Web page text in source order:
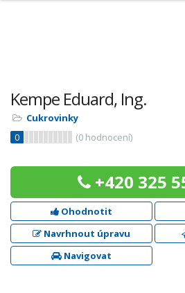
Kempe Eduard, Ing.
Cukrovinky
0
(0 hodnocení)
+420 325
Ohodnotit
Navrhnout úpravu
Navigovat